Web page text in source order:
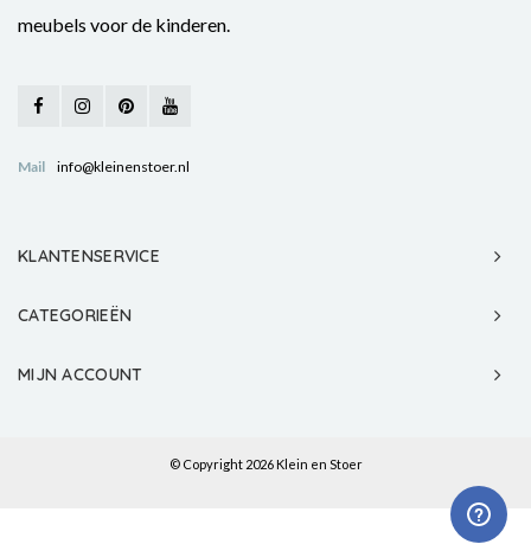
meubels voor de kinderen.
Mail info@kleinenstoer.nl
KLANTENSERVICE
CATEGORIEËN
MIJN ACCOUNT
© Copyright 2026 Klein en Stoer